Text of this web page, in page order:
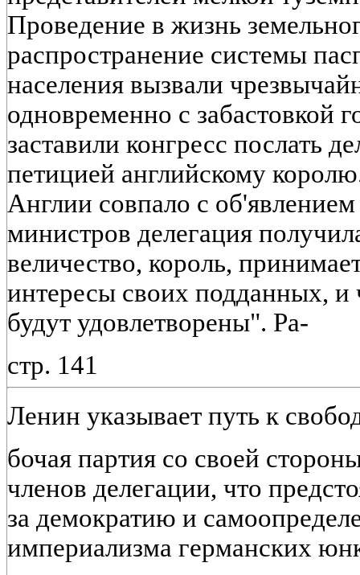
Проведение в жизнь
распространение системы
населения вызвали
одновременно с забастовкой
заставили конгресс послать
петицией английскому
Англии совпало с
министров делегация
величество, король,
интересы своих подданных, и
будут удовлетворены". Ра-
стр. 141
Ленин указывает путь к
бочая партия со своей
членов делегации, что
за демократию и
империализма германских